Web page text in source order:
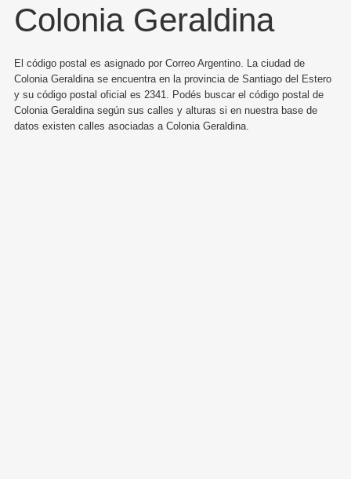
Colonia Geraldina
El código postal es asignado por Correo Argentino. La ciudad de
Colonia Geraldina se encuentra en la provincia de Santiago del Estero
y su código postal oficial es 2341. Podés buscar el código postal de
Colonia Geraldina según sus calles y alturas si en nuestra base de
datos existen calles asociadas a Colonia Geraldina.